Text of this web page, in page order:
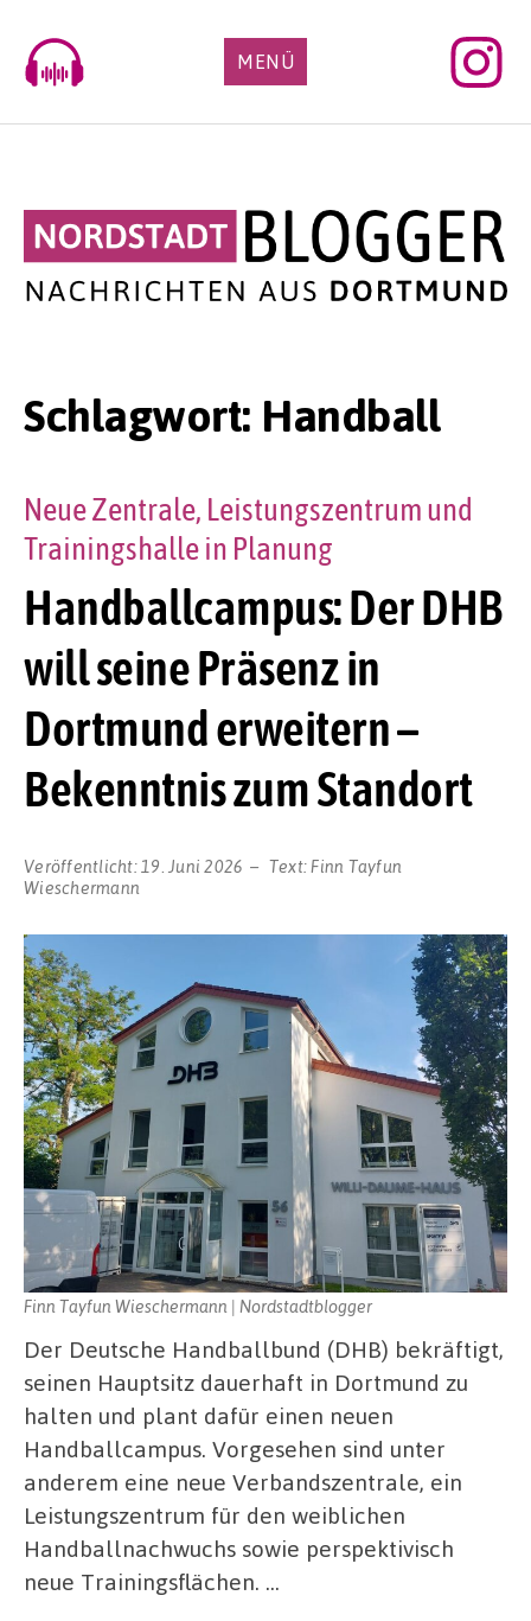
content
MENÜ
Schlagwort: Handball
Handballcampus: Der DHB
will seine Präsenz in
Dortmund erweitern –
Bekenntnis zum Standort
Neue Zentrale, Leistungszentrum und
Trainingshalle in Planung
Veröffentlicht: 19. Juni 2026 Text:Finn Tayfun
Wieschermann
Finn Tayfun Wieschermann | Nordstadtblogger
Der Deutsche Handballbund (DHB) bekräftigt,
seinen Hauptsitz dauerhaft in Dortmund zu
halten und plant dafür einen neuen
Handballcampus. Vorgesehen sind unter
anderem eine neue Verbandszentrale, ein
Leistungszentrum für den weiblichen
Handballnachwuchs sowie perspektivisch
neue Trainingsflächen. …